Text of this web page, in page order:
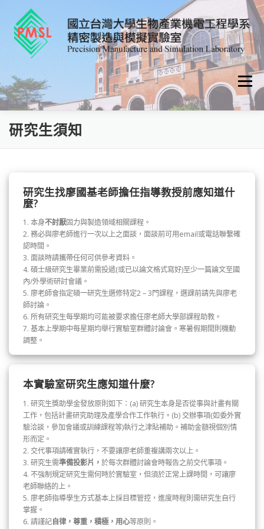
選單
首頁 指導教授
研究生須知
研究生找廖國基老師擔任指導教授前應知道什
麼?
1. 本身不討厭固力與製造領域相關課程。
2. 務必與廖老師進行一次以上之面談，面談前可用email或電話聯繫確
認時間。
3. 面談時請攜帶任何可供參考資料。
4. 碩士級研究生畢業前需投遞(或已以論文格式寫好)至少一篇論文至國
內/外學術研討會議。
5. 廖老師會指定碩一研究生選修特定2 – 3門課程，選課前請先與廖老
師討論。
6. 所有研究生每學期均可能被要求擔任廖老師大學部課程助教。
7. 基本上學期中每星期均舉行實驗室群體討論會。寒暑假期間則機動
調整。
本實驗室研究生應知道什麼?
1. 研究生獎助學金發放原則如下：(a) 研究生本身是否從事與計畫有關
工作，包括計畫研究助理及產學合作工作執行。(b) 交辦事項(如委外實
驗洽談，參加會議或訓練課程等)執行之津貼補助。補助金額視個別情
形而定。
2. 交代事項請確實執行，不要讓廖老師重複講兩次以上。
3. 研究生需準備投影片， 於每次群體討論會時報告之前交代事項。
4. 不強制規定研究生需何時於實驗室，但須於正常上課時間，可讓廖
老師聯絡的上。
5. 廖老師指導學生方式基本上採目標管控，進度時程則需研究生自行
掌握。
6. 請謹記自律，尊重，積極，用心等原則。